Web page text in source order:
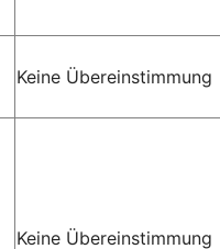
Keine Übereinstimmung
Keine Übereinstimmung